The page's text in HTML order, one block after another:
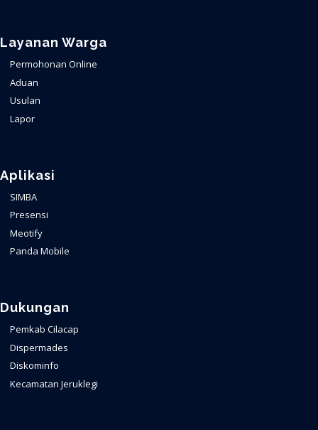
Layanan Warga
Permohonan Online
Aduan
Usulan
Lapor
Aplikasi
SIMBA
Presensi
Meotify
Panda Mobile
Dukungan
Pemkab Cilacap
Dispermades
Diskominfo
Kecamatan Jeruklegi